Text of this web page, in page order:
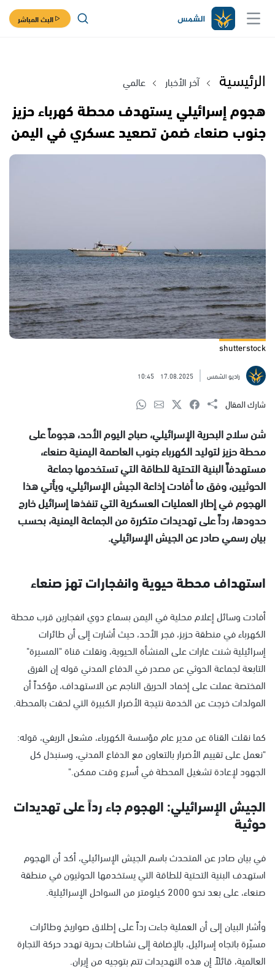
البث المباشر
الرئيسية آخر الأخبار عالمي
هجوم إسرائيلي يستهدف محطة كهرباء حزيز
جنوب صنعاء ضمن تصعيد عسكري في اليمن
shutterstock
راديو الشمس 17.08.2025
10:45
شارك المقال
شن سلاح البحرية الإسرائيلي، صباح اليوم الأحد، هجوماً على
محطة حزيز لتوليد الكهرباء جنوب العاصمة اليمنية صنعاء،
مستهدفاً البنية التحتية للطاقة التي تستخدمها جماعة
الحوثيين، وفق ما أفادت إذاعة الجيش الإسرائيلي، ويأتي هذا
الهجوم في إطار العمليات العسكرية التي تنفذها إسرائيل خارج
حدودها، رداً على تهديدات متكررة من الجماعة اليمنية، بحسب
بيان رسمي صادر عن الجيش الإسرائيلي.
استهداف محطة حيوية وانفجارات تهز صنعاء
أفادت وسائل إعلام محلية في اليمن بسماع دوي انفجارين قرب محطة
الكهرباء في منطقة حزيز، فجر الأحد، حيث أشارت إلى أن طائرات
إسرائيلية شنت غارات على المنشأة الحيوية، ونقلت قناة "المسيرة"
التابعة لجماعة الحوثي عن مصدر في الدفاع المدني قوله إن الفرق
المختصة عملت على إخماد الحريق الناجم عن الاستهداف، مؤكداً أن
المولدات خرجت عن الخدمة نتيجة الأضرار الكبيرة التي لحقت بالمحطة.
كما نقلت القناة عن مدير عام مؤسسة الكهرباء، مشعل الريفي، قوله:
"نعمل على تقييم الأضرار بالتعاون مع الدفاع المدني، وسنبذل كل
الجهود لإعادة تشغيل المحطة في أسرع وقت ممكن."
الجيش الإسرائيلي: الهجوم جاء رداً على تهديدات
حوثية
في بيان صادر عن المتحدث باسم الجيش الإسرائيلي، أكد أن الهجوم
استهدف البنية التحتية للطاقة التي يستخدمها الحوثيون في منطقة
صنعاء، على بعد نحو 2000 كيلومتر من السواحل الإسرائيلية.
وأشار البيان إلى أن العملية جاءت رداً على إطلاق صواريخ وطائرات
مسيّرة باتجاه إسرائيل، بالإضافة إلى نشاطات بحرية تهدد حركة التجارة
العالمية، قائلاً إن هذه التهديدات تتم بتوجيه من إيران.